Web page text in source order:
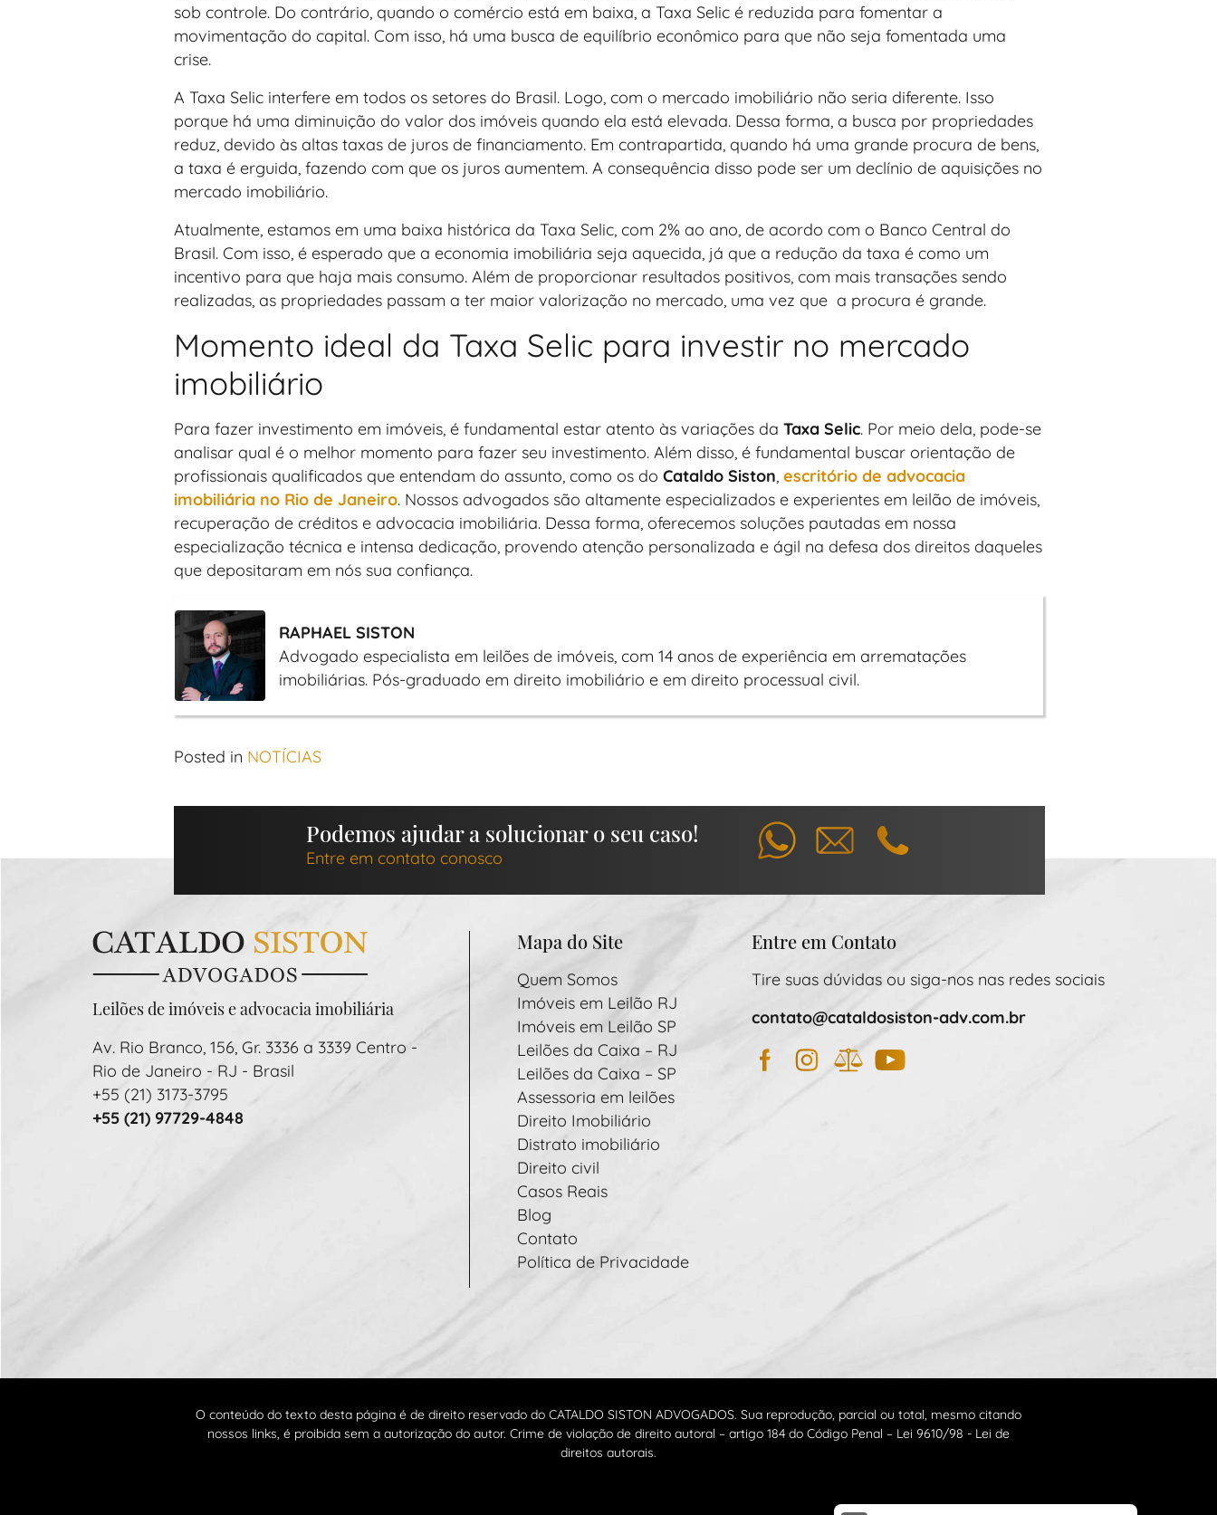
sob controle. Do contrário, quando o comércio está em baixa, a Taxa Selic é reduzida para fomentar a
movimentação do capital. Com isso, há uma busca de equilíbrio econômico para que não seja fomentada uma
crise.
A Taxa Selic interfere em todos os setores do Brasil. Logo, com o mercado imobiliário não seria diferente. Isso
porque há uma diminuição do valor dos imóveis quando ela está elevada. Dessa forma, a busca por propriedades
reduz, devido às altas taxas de juros de financiamento. Em contrapartida, quando há uma grande procura de bens,
a taxa é erguida, fazendo com que os juros aumentem. A consequência disso pode ser um declínio de aquisições no
mercado imobiliário.
Atualmente, estamos em uma baixa histórica da Taxa Selic, com 2% ao ano, de acordo com o Banco Central do
Brasil. Com isso, é esperado que a economia imobiliária seja aquecida, já que a redução da taxa é como um
incentivo para que haja mais consumo. Além de proporcionar resultados positivos, com mais transações sendo
realizadas, as propriedades passam a ter maior valorização no mercado, uma vez que a procura é grande.
Momento ideal da Taxa Selic para investir no mercado
imobiliário
Para fazer investimento em imóveis, é fundamental estar atento às variações da Taxa Selic. Por meio dela, pode-se
analisar qual é o melhor momento para fazer seu investimento. Além disso, é fundamental buscar orientação de
profissionais qualificados que entendam do assunto, como os do Cataldo Siston escritório de advocacia
imobiliária no Rio de Janeiro. Nossos advogados são altamente especializados e experientes em leilão de imóveis,
recuperação de créditos e advocacia imobiliária. Dessa forma, oferecemos soluções pautadas em nossa
especialização técnica e intensa dedicação, provendo atenção personalizada e ágil na defesa dos direitos daqueles
que depositaram em nós sua confiança.
RAPHAEL SISTON
Advogado especialista em leilões de imóveis, com 14 anos de experiência em arrematações
imobiliárias. Pós-graduado em direito imobiliário e em direito processual civil.
Posted in NOTÍCIAS
Podemos ajudar a solucionar o seu caso!
Entre em contato conosco
WhatsappE-mail
Leilões de imóveis e advocacia imobiliária
Av. Rio Branco, 156, Gr. 3336 a 3339 Centro -
Rio de Janeiro - RJ - Brasil
+55 (21) 3173-3795
+55 (21) 97729-4848
Mapa do Site
Quem Somos
Imóveis em Leilão RJ
Imóveis em Leilão SP
Leilões da Caixa – RJ
Leilões da Caixa – SP
Assessoria em leilões
Direito Imobiliário
Distrato imobiliário
Direito civil
Casos Reais
Blog
Contato
Política de Privacidade
Entre em Contato
Tire suas dúvidas ou siga-nos nas redes sociais
contato@cataldosiston-adv.com.br
Facebook
Instagram
JusBrasil
YouTube
O conteúdo do texto desta página é de direito reservado do CATALDO SISTON ADVOGADOS. Sua reprodução, parcial ou total, mesmo citando
nossos links, é proibida sem a autorização do autor. Crime de violação de direito autoral – artigo 184 do Código Penal – Lei 9610/98 - Lei de
direitos autorais.